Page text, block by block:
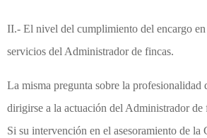
II.- El nivel del cumplimiento del encargo
servicios del Administrador de fincas.
La misma pregunta sobre la profesionalidad
dirigirse a la actuación del Administrador de
Si su intervención en el asesoramiento de la